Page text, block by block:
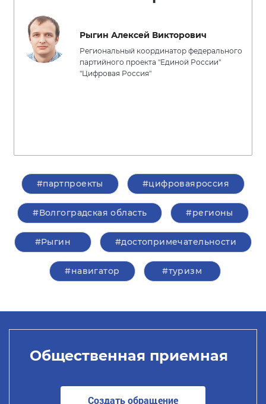
Рыгин Алексей Викторович
Региональный координатор федерального
партийного проекта "Единой России"
"Цифровая Россия"
#партпроекты #цифроваяроссия
#Волгоградская область #регионы
#Рыгин #достопримечательности
#навигатор #туризм
Общественная приемная
Создать обращение